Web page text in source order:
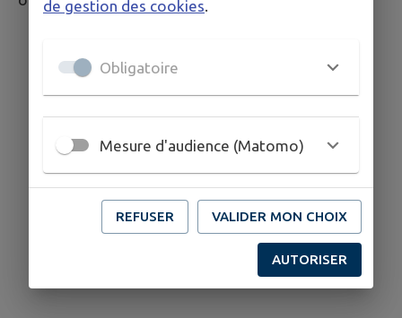
de gestion des cookies.
Obligatoire
Mesure d'audience (Matomo)
REFUSER VALIDER MON CHOIX
AUTORISER